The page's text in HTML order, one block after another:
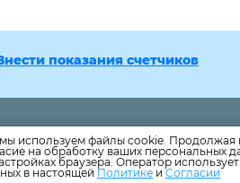
показания счетчиков
Директор
Технический отдел
Юридический отдел
используем файлы cookie. Продолжая
на обработку ваших персональных
браузера. Оператор
в настоящей Политике и Согласии